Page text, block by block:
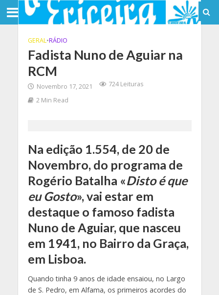
GERAL•RÁDIO
Fadista Nuno de Aguiar na
RCM
Novembro 17, 2021
724 Leituras
2 Min Read
Na edição 1.554, de 20 de
Novembro, do programa de
Rogério Batalha «Disto é que
eu Gosto», vai estar em
destaque o famoso fadista
Nuno de Aguiar, que nasceu
em 1941, no Bairro da Graça,
em Lisboa.
Quando tinha 9 anos de idade ensaiou, no Largo
de S. Pedro, em Alfama, os primeiros acordes do